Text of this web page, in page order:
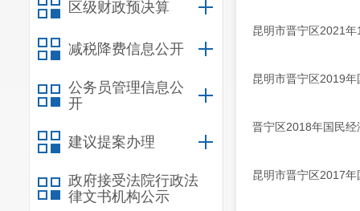
区级财政预决算
减税降费信息公开
公务员管理信息公
开
建议提案办理
政府接受法院行政法
律文书机构公示
昆明市晋宁区2021
昆明市晋宁区2019
晋宁区2018年国民
昆明市晋宁区2017